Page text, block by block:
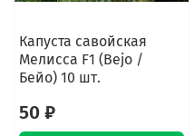
Капуста савойская
Мелисса F1 (Bejo /
Бейо) 10 шт.
50 ₽